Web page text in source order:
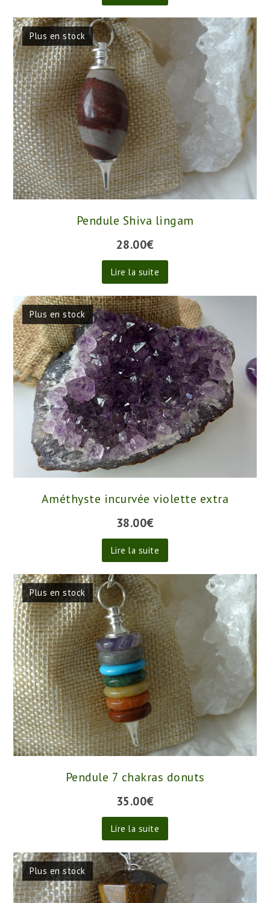
Plus en stock
Pendule Shiva lingam
28.00€
Lire la suite
Plus en stock
Améthyste incurvée violette extra
38.00€
Lire la suite
Plus en stock
Pendule 7 chakras donuts
35.00€
Lire la suite
Plus en stock